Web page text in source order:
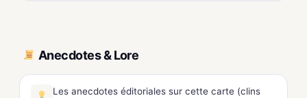
Anecdotes & Lore
Les anecdotes éditoriales sur cette carte (clins